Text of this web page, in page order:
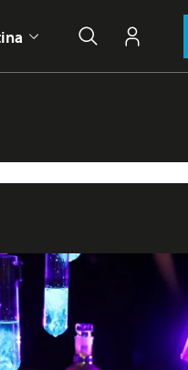
Hledat Můj účet
Vesmírné akce